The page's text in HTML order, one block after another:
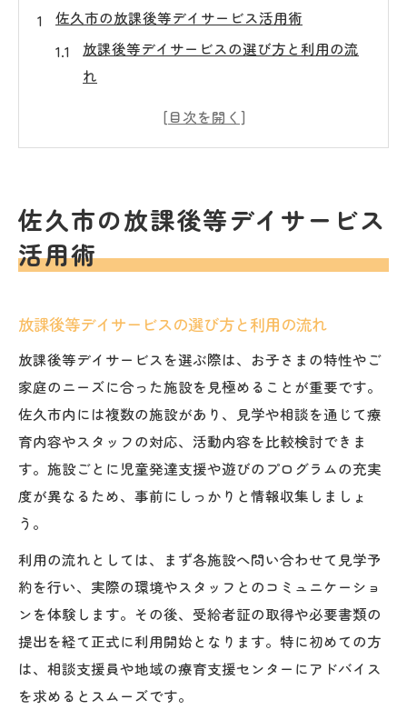
佐久市の放課後等デイサービス活用術
放課後等デイサービスの選び方と利用の流
れ
福祉で広がる小学生の遊びと療育のポイン
安心して利用できる放課後等デイサービス
情報
福祉と遊び場のバランスを考えたおすすめ
放課後等デイサービスで広がる遊び体験と
佐久市の小学生に人気の療育遊び実例紹介
発達支援に適した遊び場選びのポイント
遊びを通じた社会性や自己肯定感の育み方
放課後等デイサービスおすすめの選定基準
福祉的視点から考える療育の居場所づくり
佐久市発達障害児の療育サポート環境
小学生に寄り添う居場所選びのコツ
児童発達支援施設の特徴と利用事例
佐久市の放課後等デイサービス
活用術
放課後等デイサービスの選び方と利用の流れ
放課後等デイサービスを選ぶ際は、お子さまの特性やご
家庭のニーズに合った施設を見極めることが重要です。
佐久市内には複数の施設があり、見学や相談を通じて療
育内容やスタッフの対応、活動内容を比較検討できま
す。施設ごとに児童発達支援や遊びのプログラムの充実
度が異なるため、事前にしっかりと情報収集しましょ
う。
利用の流れとしては、まず各施設へ問い合わせて見学予
約を行い、実際の環境やスタッフとのコミュニケーショ
ンを体験します。その後、受給者証の取得や必要書類の
提出を経て正式に利用開始となります。特に初めての方
は、相談支援員や地域の療育支援センターにアドバイス
を求めるとスムーズです。